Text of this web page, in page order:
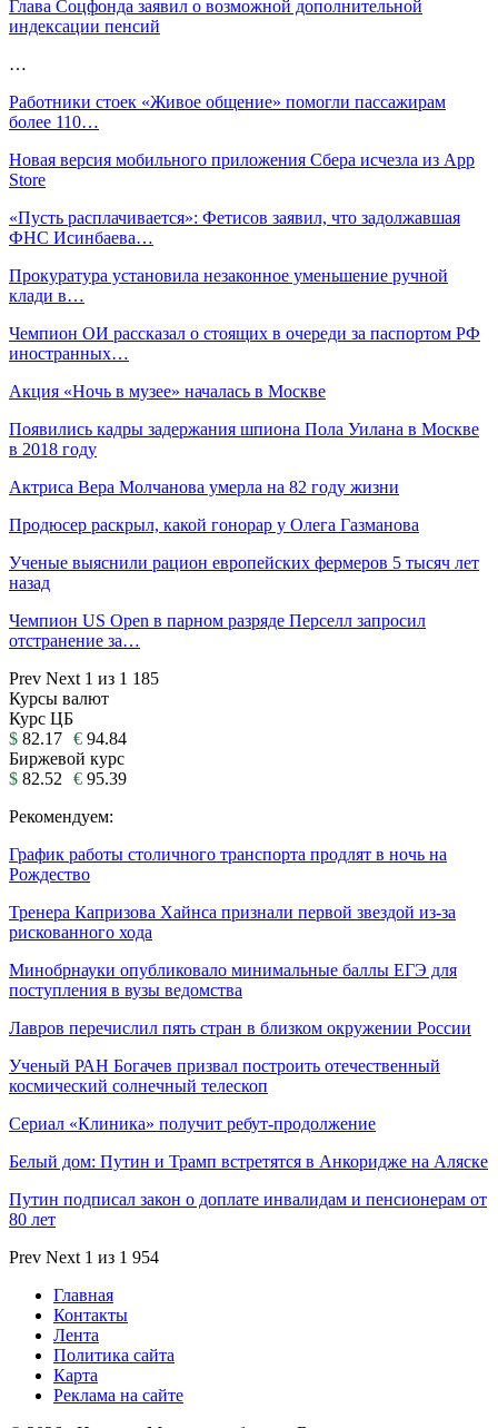
Глава Соцфонда заявил о возможной дополнительной
индексации пенсий
…
Работники стоек «Живое общение» помогли пассажирам
более 110…
Новая версия мобильного приложения Сбера исчезла из App
Store
«Пусть расплачивается»: Фетисов заявил, что задолжавшая
ФНС Исинбаева…
Прокуратура установила незаконное уменьшение ручной
клади в…
Чемпион ОИ рассказал о стоящих в очереди за паспортом РФ
иностранных…
Акция «Ночь в музее» началась в Москве
Появились кадры задержания шпиона Пола Уилана в Москве
в 2018 году
Актриса Вера Молчанова умерла на 82 году жизни
Продюсер раскрыл, какой гонорар у Олега Газманова
Ученые выяснили рацион европейских фермеров 5 тысяч лет
назад
Чемпион US Open в парном разряде Перселл запросил
отстранение за…
Prev Next 1 из 1 185
Курсы валют
Курс ЦБ
$ 82.17 € 94.84
Биржевой курс
$ 82.52 € 95.39
Рекомендуем:
График работы столичного транспорта продлят в ночь на
Рождество
Тренера Капризова Хайнса признали первой звездой из-за
рискованного хода
Минобрнауки опубликовало минимальные баллы ЕГЭ для
поступления в вузы ведомства
Лавров перечислил пять стран в близком окружении России
Ученый РАН Богачев призвал построить отечественный
космический солнечный телескоп
Сериал «Клиника» получит ребут-продолжение
Белый дом: Путин и Трамп встретятся в Анкоридже на Аляске
Путин подписал закон о доплате инвалидам и пенсионерам от
80 лет
Prev Next 1 из 1 954
Главная
Контакты
Лента
Политика сайта
Карта
Реклама на сайте